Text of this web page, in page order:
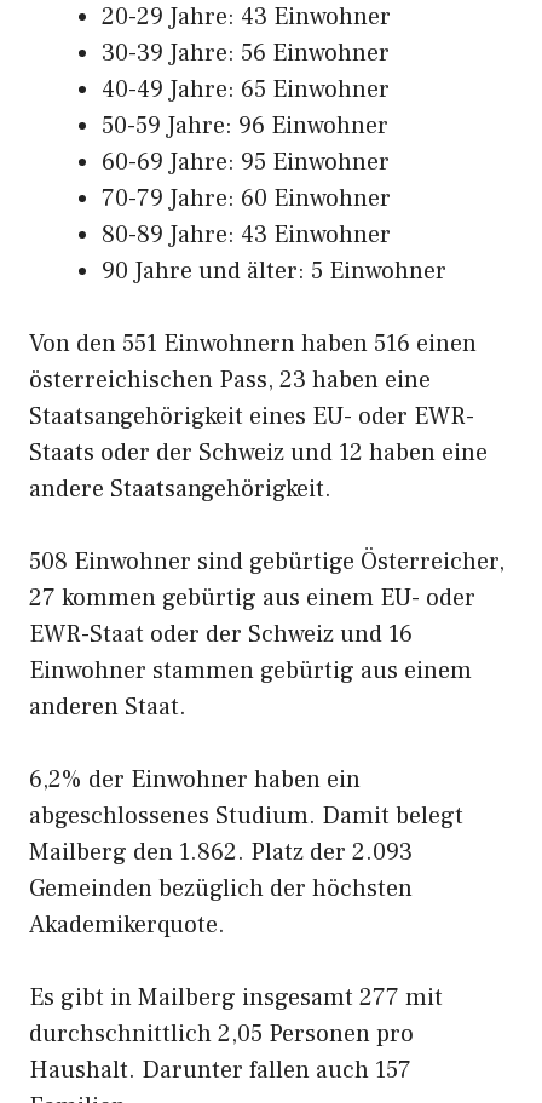
20-29 Jahre: 43 Einwohner
30-39 Jahre: 56 Einwohner
40-49 Jahre: 65 Einwohner
50-59 Jahre: 96 Einwohner
60-69 Jahre: 95 Einwohner
70-79 Jahre: 60 Einwohner
80-89 Jahre: 43 Einwohner
90 Jahre und älter: 5 Einwohner
Von den 551 Einwohnern haben 516 einen
österreichischen Pass, 23 haben eine
Staatsangehörigkeit eines EU- oder EWR-
Staats oder der Schweiz und 12 haben eine
andere Staatsangehörigkeit.
508 Einwohner sind gebürtige Österreicher,
27 kommen gebürtig aus einem EU- oder
EWR-Staat oder der Schweiz und 16
Einwohner stammen gebürtig aus einem
anderen Staat.
6,2% der Einwohner haben ein
abgeschlossenes Studium. Damit belegt
Mailberg den 1.862. Platz der 2.093
Gemeinden bezüglich der höchsten
Akademikerquote.
Es gibt in Mailberg insgesamt 277 mit
durchschnittlich 2,05 Personen pro
Haushalt. Darunter fallen auch 157